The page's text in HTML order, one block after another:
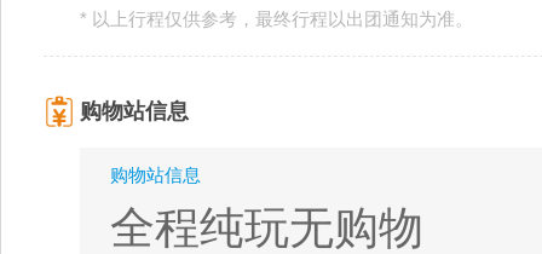
* 以上行程仅供参考，最终行程以出团通知为准。
购物站信息
购物站信息
全程纯玩无购物